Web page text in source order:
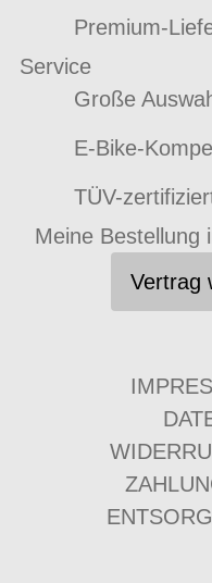
Premium-
Service
Große
E-Bike-
TÜV-
Meine Bestellung
Vertrag